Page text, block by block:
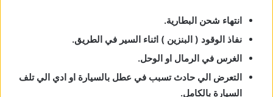
انتهاء شحن البطارية.
نفاذ الوقود ( البنزين ) اثناء السير في الطريق.
الغرس في الرمال او الوحل.
التعرض الي حادث تسبب في عطل بالسيارة او ادي الي تلف
السيارة بالكامل.